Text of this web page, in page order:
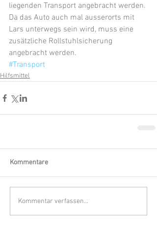
liegenden Transport angebracht werden.
Da das Auto auch mal ausserorts mit
Lars unterwegs sein wird, muss eine
zusätzliche Rollstuhlsicherung
angebracht werden.
#Transport
Hilfsmittel
Kommentare
Kommentar verfassen...